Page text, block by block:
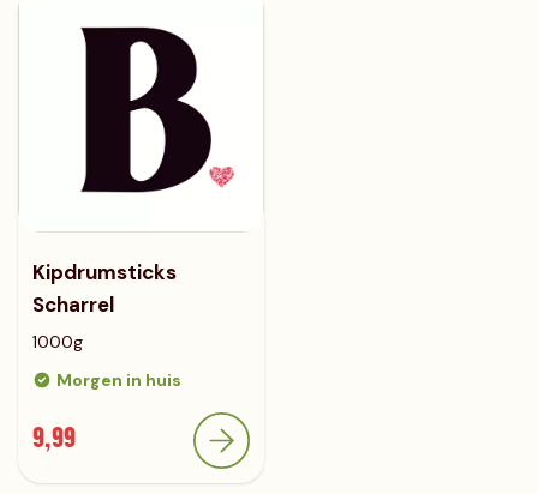
Kipdrumsticks
Scharrel
1000g
Morgen in huis
9,99